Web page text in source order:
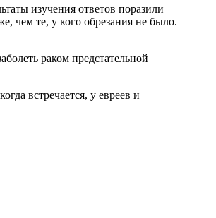
изучения ответов поразили
чем те, у кого обрезания не было.
раком предстательной
встречается, у евреев и